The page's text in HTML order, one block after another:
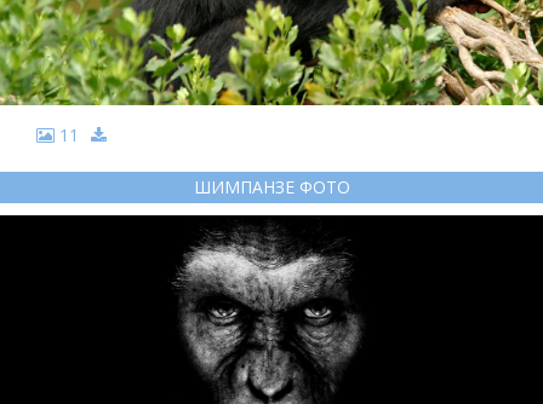
11
ШИМПАНЗЕ ФОТО